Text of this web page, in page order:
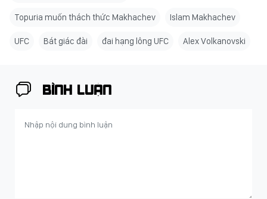
Topuria muốn thách thức Makhachev Islam Makhachev
UFC Bát giác đài đai hạng lông UFC Alex Volkanovski
BÌNH LUẬN